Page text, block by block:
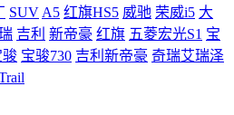
SUVA5 红旗HS5 威驰 荣威i5 大
吉利 新帝豪 红旗 五菱宏光S1 宝
骏 宝骏730 吉利新帝豪 奇瑞艾瑞泽